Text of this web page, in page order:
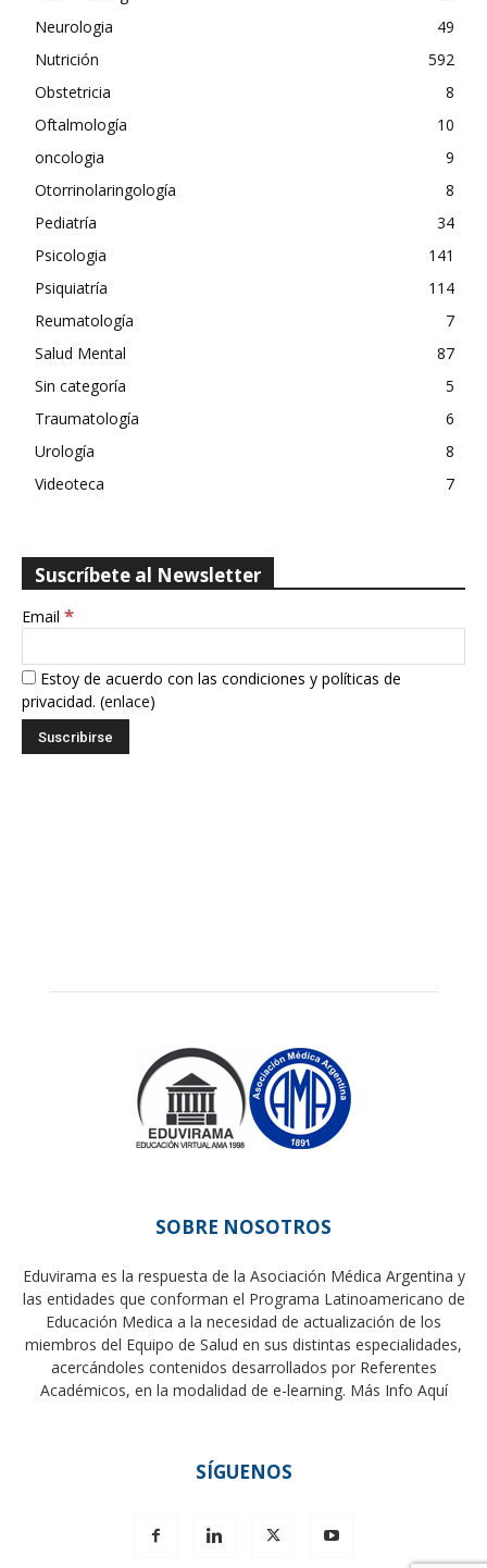
Neurologia
49
Nutrición
592
Obstetricia
8
Oftalmología
10
oncologia
9
Otorrinolaringología
8
Pediatría
34
Psicologia
141
Psiquiatría
114
Reumatología
7
Salud Mental
87
Sin categoría
5
Traumatología
6
Urología
8
Videoteca
7
Suscríbete al Newsletter
Email *
Estoy de acuerdo con las condiciones y políticas de
privacidad. (enlace)
SOBRE NOSOTROS
Eduvirama es la respuesta de la Asociación Médica Argentina y
las entidades que conforman el Programa Latinoamericano de
Educación Medica a la necesidad de actualización de los
miembros del Equipo de Salud en sus distintas especialidades,
acercándoles contenidos desarrollados por Referentes
Académicos, en la modalidad de e-learning. Más Info Aquí
SÍGUENOS